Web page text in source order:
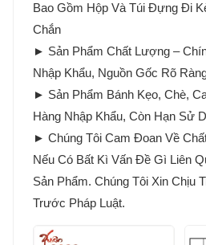
Bao Gồm Hộp Và Túi Đựng Đi
Chắn
► Sản Phẩm Chất Lượng –
Nhập Khẩu, Nguồn Gốc Rõ
► Sản Phẩm Bánh Kẹo, Chè,
Hàng Nhập Khẩu, Còn Hạn Sử
► Chúng Tôi Cam Đoan Về
Nếu Có Bất Kì Vấn Đề Gì Liên
Sản Phẩm. Chúng Tôi Xin Chịu
Trước Pháp Luật.